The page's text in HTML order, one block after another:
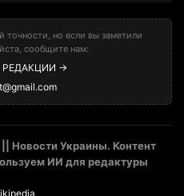
но если вы заметили
сообщите нам:
→
Новости Украины. Контент
ИИ для редактуры